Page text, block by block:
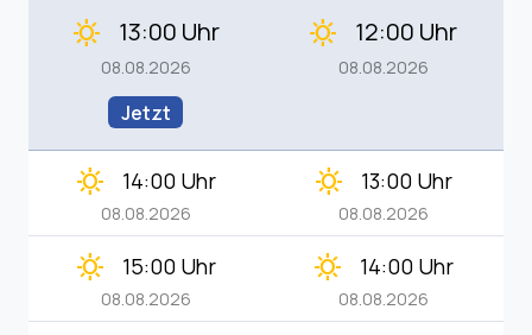
clear_day 13:00 Uhr
08.08.2026
Jetzt
clear_day 12:00 Uhr
08.08.2026
clear_day 14:00 Uhr
08.08.2026
clear_day 13:00 Uhr
08.08.2026
clear_day 15:00 Uhr
08.08.2026
clear_day 14:00 Uhr
08.08.2026